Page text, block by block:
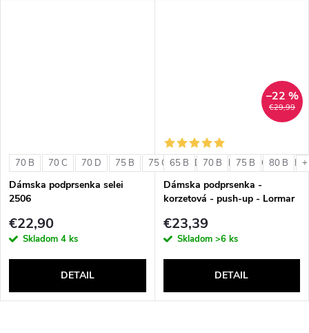
70 B 70 C 70 D 75 B 75 C 75 D 80 B 80 C 80 D
Dámska podprsenka selei
2506
€22,90
Skladom 4 ks
DETAIL
€29,99
–22 %
65 B 70 B 75 B 80 B
Dámska podprsenka -
korzetová - push-up - Lormar
€23,39
Skladom >6 ks
DETAIL